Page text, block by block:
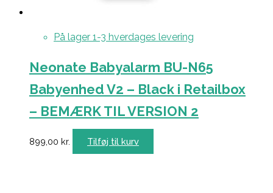
På lager 1-3 hverdages levering
Neonate Babyalarm BU-N65
Babyenhed V2 – Black i Retailbox
– BEMÆRK TIL VERSION 2
899,00 kr. Tilføj til kurv